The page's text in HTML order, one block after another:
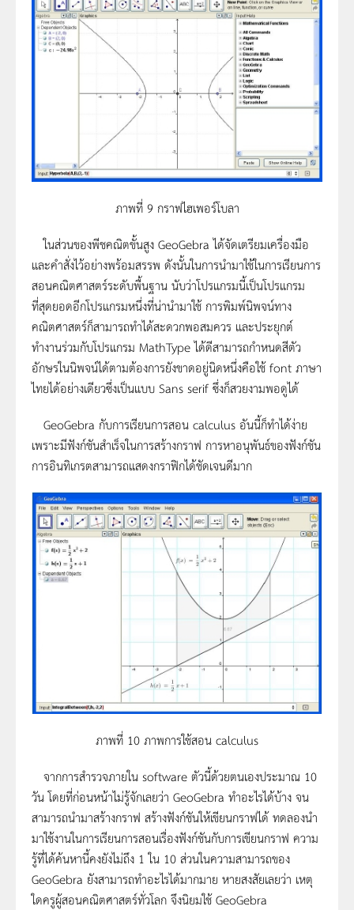
ภาพที่ 9 กราฟไฮเพอร์โบลา
ในส่วนของพีชคณิตขั้นสูง GeoGebra ได้จัดเตรียมเครื่องมือ
และคำสั่งไว้อย่างพร้อมสรรพ ดังนั้นในการนำมาใช้ในการเรียนการ
สอนคณิตศาสตร์ระดับพื้นฐาน นับว่าโปรแกรมนี้เป็นโปรแกรม
ที่สุดยอดอีกโปรแกรมหนึ่งที่น่านำมาใช้ การพิมพ์นิพจน์ทาง
คณิตศาสตร์ก็สามารถทำได้สะดวกพอสมควร และประยุกต์
ทำงานร่วมกับโปรแกรม MathType ได้ดีสามารถกำหนดสีตัว
อักษรในนิพจน์ได้ตามต้องการยังขาดอยู่นิดหนึ่งคือใช้ font ภาษา
ไทยได้อย่างเดียวซึ่งเป็นแบบ Sans serif ซึ่งก็สวยงามพอดูได้
GeoGebra กับการเรียนการสอน calculus อันนี้ก็ทำได้ง่าย
เพราะมีฟังก์ชันสำเร็จในการสร้างกราฟ การหาอนุพันธ์ของฟังก์ชัน
การอินทิเกรตสามารถแสดงกราฟิกได้ชัดเจนดีมาก
ภาพที่ 10 ภาพการใช้สอน calculus
จากการสำรวจภายใน software ตัวนี้ด้วยตนเองประมาณ 10
วัน โดยที่ก่อนหน้าไม่รู้จักเลยว่า GeoGebra ทำอะไรได้บ้าง จน
สามารถนำมาสร้างกราฟ สร้างฟังก์ชันให้เขียนกราฟได้ ทดลองนำ
มาใช้งานในการเรียนการสอนเรื่องฟังก์ชันกับการเขียนกราฟ ความ
รู้ที่ได้ค้นหานี้คงยังไม่ถึง 1 ใน 10 ส่วนในความสามารถของ
GeoGebra ยังสามารถทำอะไรได้มากมาย หายสงสัยเลยว่า เหตุ
ใดครูผู้สอนคณิตศาสตร์ทั่วโลก จึงนิยมใช้ GeoGebra